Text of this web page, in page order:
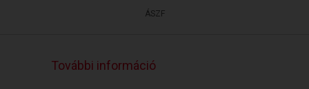
ÁSZF
További információ